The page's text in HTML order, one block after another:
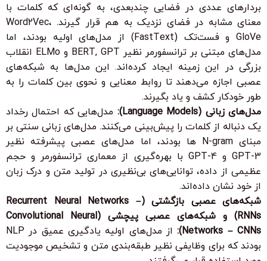
بردارهای عددی در فضایی چندبعدی، به گونه‌ای که کلمات با
معنای مشابه در فضای نزدیک به هم قرار گیرند. Word2Vec،
GloVe و فست‌تک (FastText) از مدل‌های اولیه بودند، اما
مدل‌های مبتنی بر ترانسفورمر نظیر BERT, GPT و ELMo انقلاب
بزرگی در این زمینه ایجاد کرده‌اند. این مدل‌ها به شبکه‌های
عصبی اجازه می‌دهند تا روابط معنایی و نحوی بین کلمات را به
طور خودکار کشف و یاد بگیرند.
مدل‌های زبانی (Language Models):
مدل‌هایی که احتمال رخداد
یک دنباله از کلمات را پیش‌بینی می‌کنند. مدل‌های زبانی سنتی بر
مبنای N-gram ها بودند، اما مدل‌های عصبی پیشرفته نظیر
GPT-3 و GPT-4 با بهره‌گیری از معماری ترانسفورمر و حجم
عظیمی از داده، توانایی‌های بی‌نظیری در تولید متن و درک زبان
از خود نشان داده‌اند.
شبکه‌های عصبی بازگشتی (Recurrent Neural Networks –
RNNs) و شبکه‌های عصبی پیچشی (Convolutional Neural
Networks – CNNs):
از مدل‌های اولیه یادگیری عمیق در NLP
بودند که برای وظایفی نظیر طبقه‌بندی متن و تشخیص موجودیت